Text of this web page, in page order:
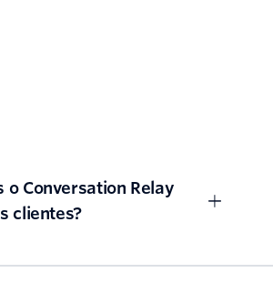
o Conversation Relay
clientes?